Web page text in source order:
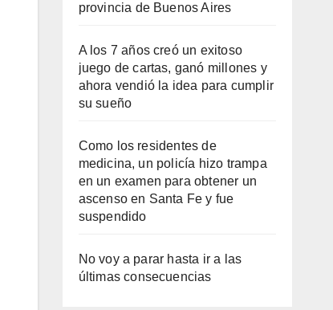
provincia de Buenos Aires
A los 7 años creó un exitoso
juego de cartas, ganó millones y
ahora vendió la idea para cumplir
su sueño
Como los residentes de
medicina, un policía hizo trampa
en un examen para obtener un
ascenso en Santa Fe y fue
suspendido
No voy a parar hasta ir a las
últimas consecuencias